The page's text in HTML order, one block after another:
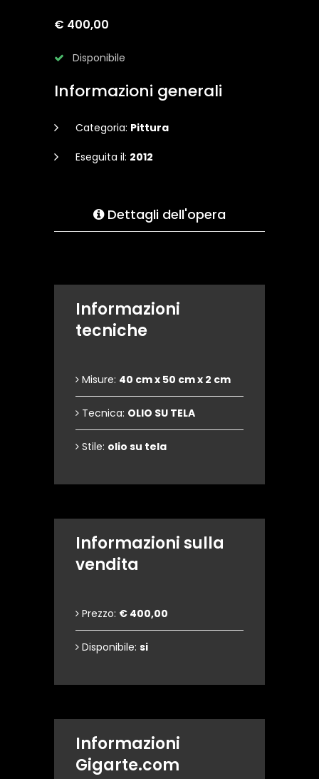
€ 400,00
Disponibile
Informazioni generali
Categoria: Pittura
Eseguita il: 2012
Dettagli dell'opera
Informazioni
tecniche
Misure: 40 cm x 50 cm x 2 cm
Tecnica: OLIO SU TELA
Stile: olio su tela
Informazioni sulla
vendita
Prezzo: € 400,00
Disponibile: si
Informazioni
Gigarte.com